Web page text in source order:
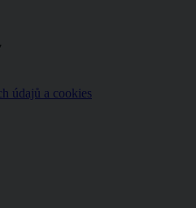
údajů a cookies